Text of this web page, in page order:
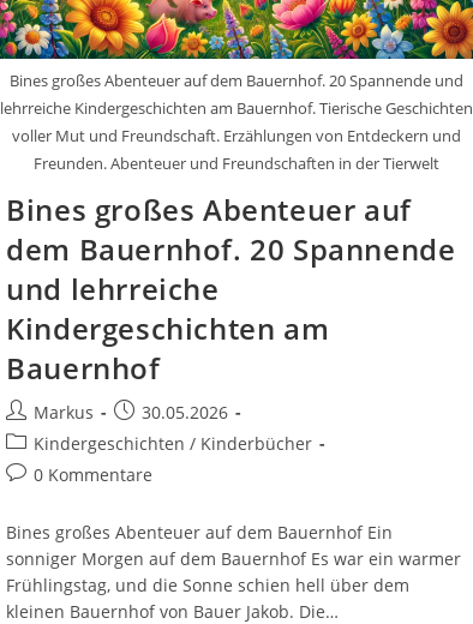
Bines großes Abenteuer auf dem Bauernhof. 20 Spannende und
lehrreiche Kindergeschichten am Bauernhof. Tierische Geschichten
voller Mut und Freundschaft. Erzählungen von Entdeckern und
Freunden. Abenteuer und Freundschaften in der Tierwelt
Bines großes Abenteuer auf
dem Bauernhof. 20 Spannende
und lehrreiche
Kindergeschichten am
Bauernhof
Beitrags-
Autor:
Markus
Beitrag
veröffentlicht:
30.05.2026
Beitrags-
Kategorie:
Kindergeschichten / Kinderbücher
Beitrags-
0 Kommentare
Bines großes Abenteuer auf dem Bauernhof Ein
sonniger Morgen auf dem Bauernhof Es war ein warmer
Frühlingstag, und die Sonne schien hell über dem
kleinen Bauernhof von Bauer Jakob. Die…